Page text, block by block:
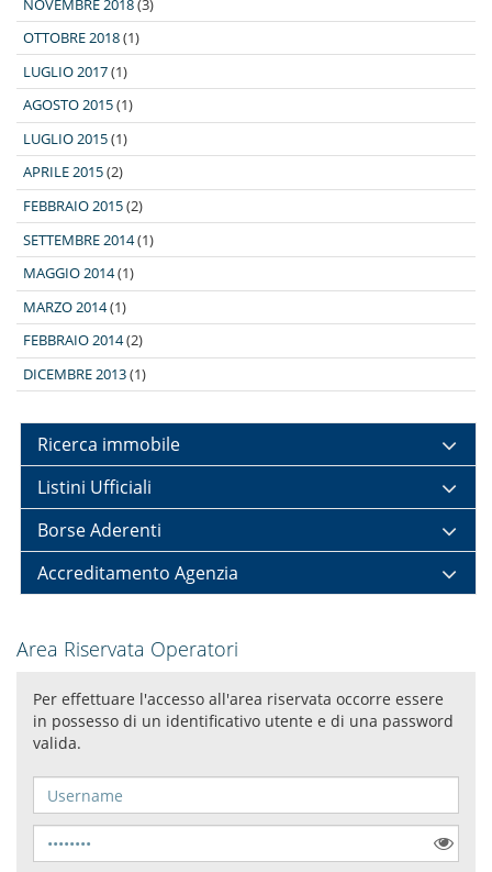
NOVEMBRE 2018(3)
OTTOBRE 2018(1)
LUGLIO 2017(1)
AGOSTO 2015(1)
LUGLIO 2015(1)
APRILE 2015(2)
FEBBRAIO 2015(2)
SETTEMBRE 2014(1)
MAGGIO 2014(1)
MARZO 2014(1)
FEBBRAIO 2014(2)
DICEMBRE 2013(1)
Ricerca immobile
Listini Ufficiali
Borse Aderenti
Accreditamento Agenzia